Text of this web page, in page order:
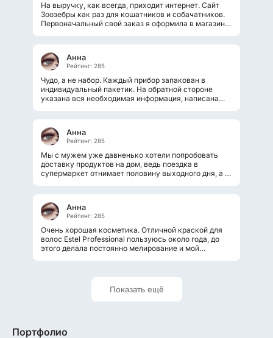
На выручку, как всегда, приходит интернет. Сайт
Зоозебры как раз для кошатников и собачатников.
Первоначальный свой заказ я оформила в магазине
Анна
Рейтинг: 285
Чудо, а не набор. Каждый прибор запакован в
индивидуальный пакетик. На обратной стороне
указана вся необходимая информация, написана
Анна
Рейтинг: 285
Мы с мужем уже давненько хотели попробовать
доставку продуктов на дом, ведь поездка в
супермаркет отнимает половину выходного дня, а с
Анна
Рейтинг: 285
Очень хорошая косметика. Отличной краской для
волос Estel Professional пользуюсь около года, до
этого делала постоянно мелирование и мой
Показать ещё
Портфолио